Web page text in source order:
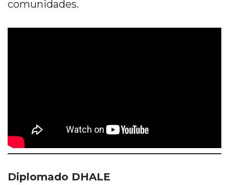
comunidades.
Diplomado DHALE